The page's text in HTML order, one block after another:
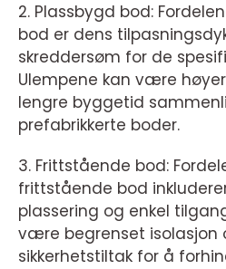
2. Plassbygd bod:
bod er dens
skreddersøm for de
Ulempene kan være
lengre byggetid
prefabrikkerte boder.
3. Frittstående bod:
frittstående bod
plassering og enkel
være begrenset isolasjon
sikkerhetstiltak for å